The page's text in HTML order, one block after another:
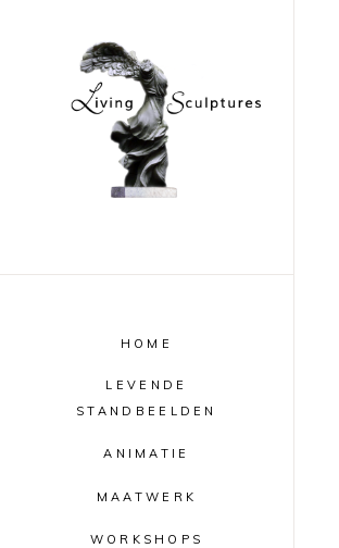
HOME
LEVENDE
STANDBEELDEN
ANIMATIE
MAATWERK
WORKSHOPS